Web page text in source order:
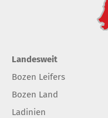
Landesweit
Bozen Leifers
Bozen Land
Ladinien